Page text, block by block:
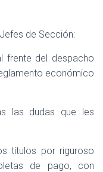
de Sección:
frente del despacho
económico
las dudas que les
títulos por riguroso
de pago, con